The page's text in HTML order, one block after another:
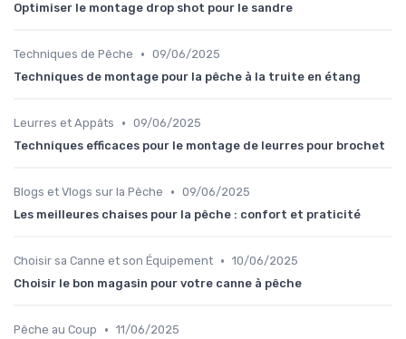
Optimiser le montage drop shot pour le sandre
Techniques de Pêche • 09/06/2025
Techniques de montage pour la pêche à la truite en étang
Leurres et Appâts • 09/06/2025
Techniques efficaces pour le montage de leurres pour brochet
Blogs et Vlogs sur la Pêche • 09/06/2025
Les meilleures chaises pour la pêche : confort et praticité
Choisir sa Canne et son Équipement • 10/06/2025
Choisir le bon magasin pour votre canne à pêche
Pêche au Coup • 11/06/2025